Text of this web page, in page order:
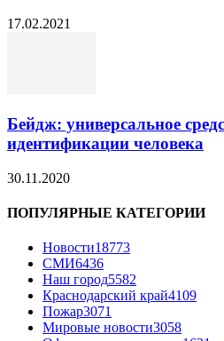
17.02.2021
Бейдж: универсальное
идентификации человека
30.11.2020
ПОПУЛЯРНЫЕ КАТЕГОРИИ
Новости18773
СМИ6436
Наш город5582
Краснодарский край4109
Пожар3071
Мировые новости3058